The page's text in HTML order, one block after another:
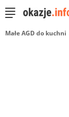
Małe AGD do kuchni